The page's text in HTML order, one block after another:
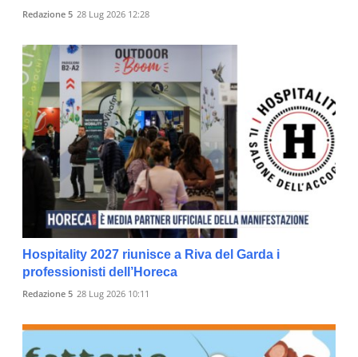
Redazione 5 28 Lug 2026 12:28
Hospitality 2027 riunisce a Riva del Garda i
professionisti dell’Horeca
Redazione 5 28 Lug 2026 10:11